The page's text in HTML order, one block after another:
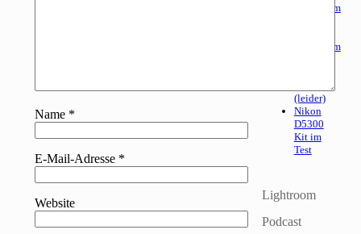
Name *
E-Mail-Adresse *
Website
Lightroom
Lightroom
(leider)
Nikon
D5300
Kit im
Test
Lightroom
Podcast